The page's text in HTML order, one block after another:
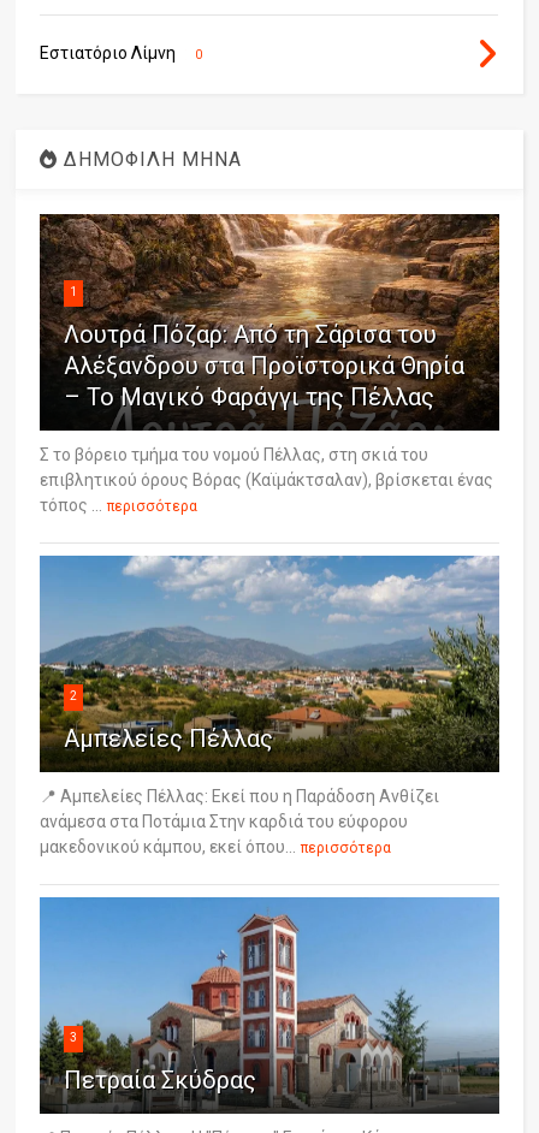
Εστιατόριο Λίμνη 0
ΔΗΜΟΦΙΛΗ ΜΗΝΑ
1
Λουτρά Πόζαρ: Από τη Σάρισα του
Αλέξανδρου στα Προϊστορικά Θηρία
– Το Μαγικό Φαράγγι της Πέλλας
Σ το βόρειο τμήμα του νομού Πέλλας, στη σκιά του
επιβλητικού όρους Βόρας (Καϊμάκτσαλαν), βρίσκεται ένας
τόπος ...
περισσότερα
2
Αμπελείες Πέλλας
📍 Αμπελείες Πέλλας: Εκεί που η Παράδοση Ανθίζει
ανάμεσα στα Ποτάμια Στην καρδιά του εύφορου
μακεδονικού κάμπου, εκεί όπου...
περισσότερα
3
Πετραία Σκύδρας